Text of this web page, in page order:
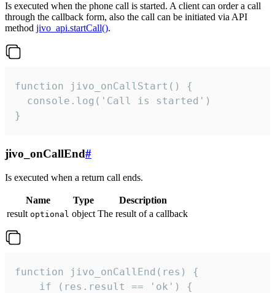
Is executed when the phone call is started. A client can order a call
through the callback form, also the call can be initiated via API
method jivo_api.startCall().
function jivo_onCallStart() {
  console.log('Call is started')
}
jivo_onCallEnd#
Is executed when a return call ends.
Name Type
Description
result optional object The result of a callback
function jivo_onCallEnd(res) {
    if (res.result == 'ok') {